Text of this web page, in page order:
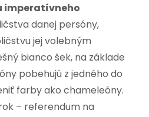
imperatívneho
danej persóny,
jej volebným
bianco šek, na základe
pobehujú z jedného do
farby ako chameleóny.
– referendum na